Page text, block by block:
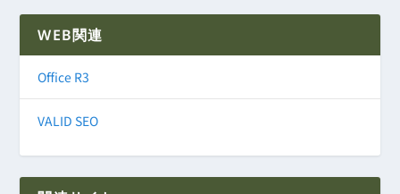
WEB関連
Office R3
VALID SEO